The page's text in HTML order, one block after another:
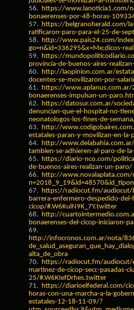
56. https://www.lanoticia1.com/
bonaerenses-por-48-horas-
57. https://belgranoherald.com/
ratificaron-paro-para-el-25-de-
58. http://www.pais24.com/
go=n&id=336295&x=Me;dicos-
59. https://
provincia-de-buenos-aires-
60. http://laopinion.com.ar/
docentes-se-movilizaron-por-
61. https://
bonaerenses-impulsan-un-
62. https://datosur.com.ar/
denuncian-que-el-hospital-no-
neonatologos-los-fines-de-
63. http://
estatales-paran-y-movilizan-en-la-
64. http://
tambien-se-adhieren-al-paro-de-
65. https://diario-nco.com/
de-buenos-aires-realizan-un-paro/
66. http://www.novalaplata.com/
67. https://radiocut.fm/audiocut/
barrera-enfermero-despedido-del-
cicop/#.W6KulN9K_7Y.twitter
68. http://
bonaerenses-del-cicop-iniciaron-
69.
http://infocronos.com.ar/nota/
alta_de_obra
70. https://radiocut.fm/audiocut/
martinez-de-cicop-secc-pasadas-
25/#.W6KIefDrhes.twitter
71. https://diarioelfederal.com/
horas-con-una-marcha-a-la-
estatales-12-18-11-09/?